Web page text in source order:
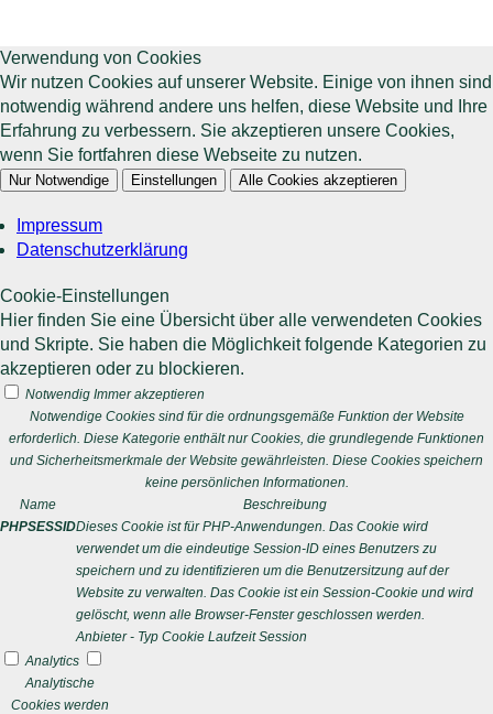
Verwendung von Cookies
Wir nutzen Cookies auf unserer Website. Einige von ihnen sind
notwendig während andere uns helfen, diese Website und Ihre
Erfahrung zu verbessern. Sie akzeptieren unsere Cookies,
wenn Sie fortfahren diese Webseite zu nutzen.
Nur Notwendige Einstellungen Alle Cookies akzeptieren
Impressum
Datenschutzerklärung
Cookie-Einstellungen
Hier finden Sie eine Übersicht über alle verwendeten Cookies
und Skripte. Sie haben die Möglichkeit folgende Kategorien zu
akzeptieren oder zu blockieren.
Notwendig Immer akzeptieren
Notwendige Cookies sind für die ordnungsgemäße Funktion der Website
erforderlich. Diese Kategorie enthält nur Cookies, die grundlegende Funktionen
und Sicherheitsmerkmale der Website gewährleisten. Diese Cookies speichern
keine persönlichen Informationen.
Name
Beschreibung
PHPSESSIDDieses Cookie ist für PHP-Anwendungen. Das Cookie wird
verwendet um die eindeutige Session-ID eines Benutzers zu
speichern und zu identifizieren um die Benutzersitzung auf der
Website zu verwalten. Das Cookie ist ein Session-Cookie und wird
gelöscht, wenn alle Browser-Fenster geschlossen werden.
Anbieter - Typ Cookie Laufzeit Session
Analytics
Analytische
Cookies werden